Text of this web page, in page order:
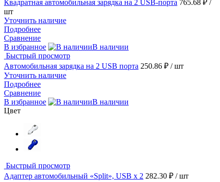
Квадратная автомобильная зарядка на 2 USB-порта 765.68 ₽ /
шт
Уточнить наличие
Подробнее
Сравнение
В избранное
В наличии
Быстрый просмотр
Автомобильная зарядка на 2 USB порта 250.86 ₽ / шт
Уточнить наличие
Подробнее
Сравнение
В избранное
В наличии
Цвет
Быстрый просмотр
Адаптер автомобильный «Split», USB x 2 282.30 ₽ / шт